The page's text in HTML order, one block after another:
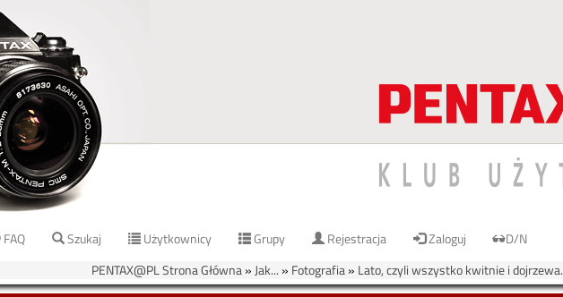
FAQ Szukaj Użytkownicy Grupy Rejestracja Zaloguj
D/N
PENTAX@PL Strona Główna» Jak... » Fotografia» Lato, czyli wszystko kwitnie i dojrzewa.